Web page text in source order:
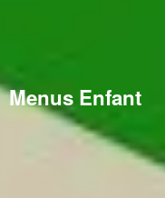
Menus Enfant